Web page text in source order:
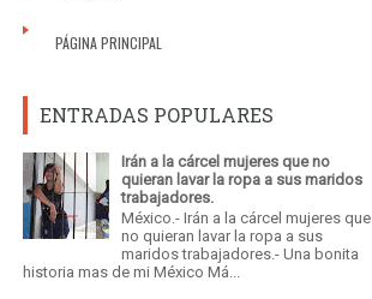
PÁGINA PRINCIPAL
ENTRADAS POPULARES
Irán a la cárcel mujeres que no
quieran lavar la ropa a sus maridos
trabajadores.
México.- Irán a la cárcel mujeres que
no quieran lavar la ropa a sus
maridos trabajadores.- Una bonita
historia mas de mi México Má...